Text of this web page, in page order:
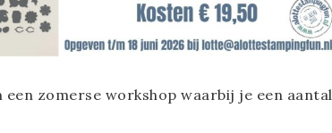
zomerse workshop waarbij je een aantal